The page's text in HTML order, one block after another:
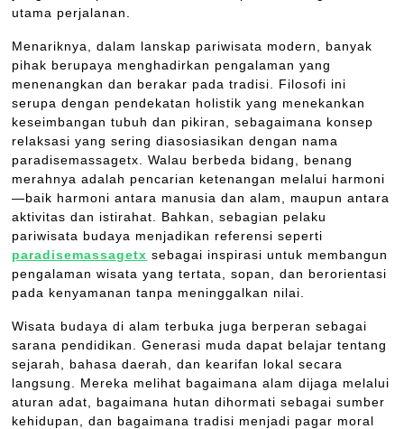
utama perjalanan.
Menariknya, dalam lanskap pariwisata modern, banyak
pihak berupaya menghadirkan pengalaman yang
menenangkan dan berakar pada tradisi. Filosofi ini
serupa dengan pendekatan holistik yang menekankan
keseimbangan tubuh dan pikiran, sebagaimana konsep
relaksasi yang sering diasosiasikan dengan nama
paradisemassagetx. Walau berbeda bidang, benang
merahnya adalah pencarian ketenangan melalui harmoni
—baik harmoni antara manusia dan alam, maupun antara
aktivitas dan istirahat. Bahkan, sebagian pelaku
pariwisata budaya menjadikan referensi seperti
paradisemassagetx sebagai inspirasi untuk membangun
pengalaman wisata yang tertata, sopan, dan berorientasi
pada kenyamanan tanpa meninggalkan nilai.
Wisata budaya di alam terbuka juga berperan sebagai
sarana pendidikan. Generasi muda dapat belajar tentang
sejarah, bahasa daerah, dan kearifan lokal secara
langsung. Mereka melihat bagaimana alam dijaga melalui
aturan adat, bagaimana hutan dihormati sebagai sumber
kehidupan, dan bagaimana tradisi menjadi pagar moral